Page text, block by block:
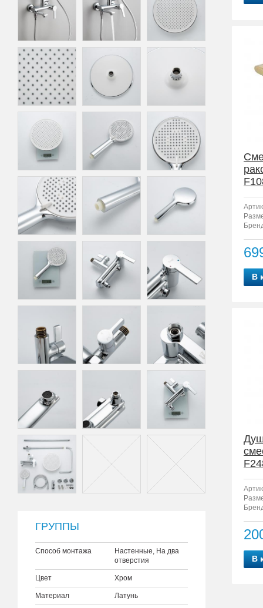
ГРУППЫ
Способ монтажа
Настенные, На два
отверстия
Цвет Хром
Материал Латунь
В
В